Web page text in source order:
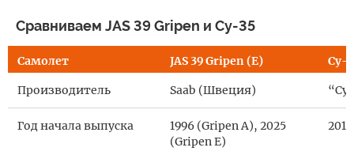
Сравниваем JAS 39 Gripen и Су-35
Самолет JAS 39 Gripen (E) Су-
Производитель Saab (Швеция)
Год начала выпуска
1996 (Gripen A), 2025
(Gripen E)
2014